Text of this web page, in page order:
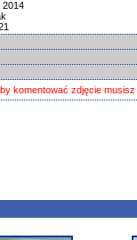
2014
komentować zdjęcie musisz